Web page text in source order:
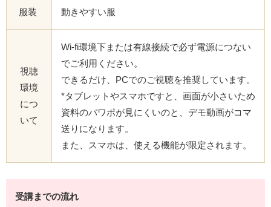
服装 動きやすい服
視聴
環境
につ
いて
Wi-fi環境下または有線接続で必ず電源につない
でご利用ください。
できるだけ、PCでのご視聴を推奨しています。
*タブレットやスマホですと、画面が小さいため
資料のパワポが見にくいのと、デモ動画がコマ
送りになります。
また、スマホは、使える機能が限定されます。
受講までの流れ